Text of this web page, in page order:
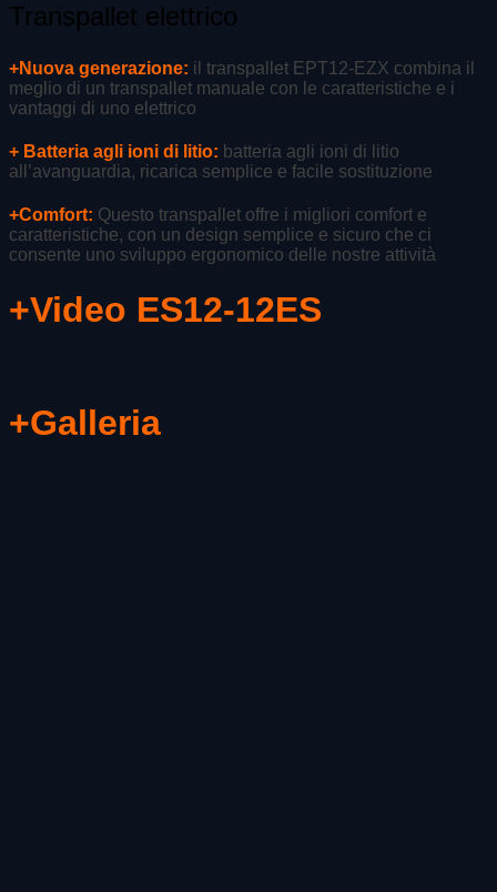
Transpallet elettrico
+Nuova generazione: il transpallet EPT12-EZX combina il
meglio di un transpallet manuale con le caratteristiche e i
vantaggi di uno elettrico
+ Batteria agli ioni di litio: batteria agli ioni di litio
all’avanguardia, ricarica semplice e facile sostituzione
+Comfort: Questo transpallet offre i migliori comfort e
caratteristiche, con un design semplice e sicuro che ci
consente uno sviluppo ergonomico delle nostre attività
+Video ES12-12ES
+Galleria